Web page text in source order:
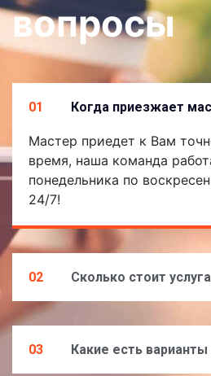
вопросы
01 Когда приезжает
Мастер приедет к Вам
время, наша команда
понедельника по
24/7!
02 Сколько стоит услуга
03 Какие есть